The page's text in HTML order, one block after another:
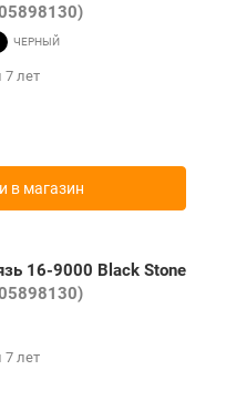
лет
в магазин
16-9000 Black Stone
лет